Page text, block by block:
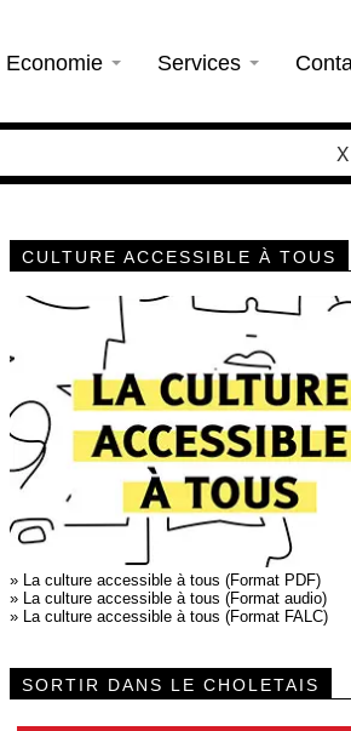
Economie Services
X
CULTURE ACCESSIBLE À TOUS
» La culture accessible à tous (Format PDF)
» La culture accessible à tous (Format audio)
» La culture accessible à tous (Format FALC)
SORTIR DANS LE CHOLETAIS